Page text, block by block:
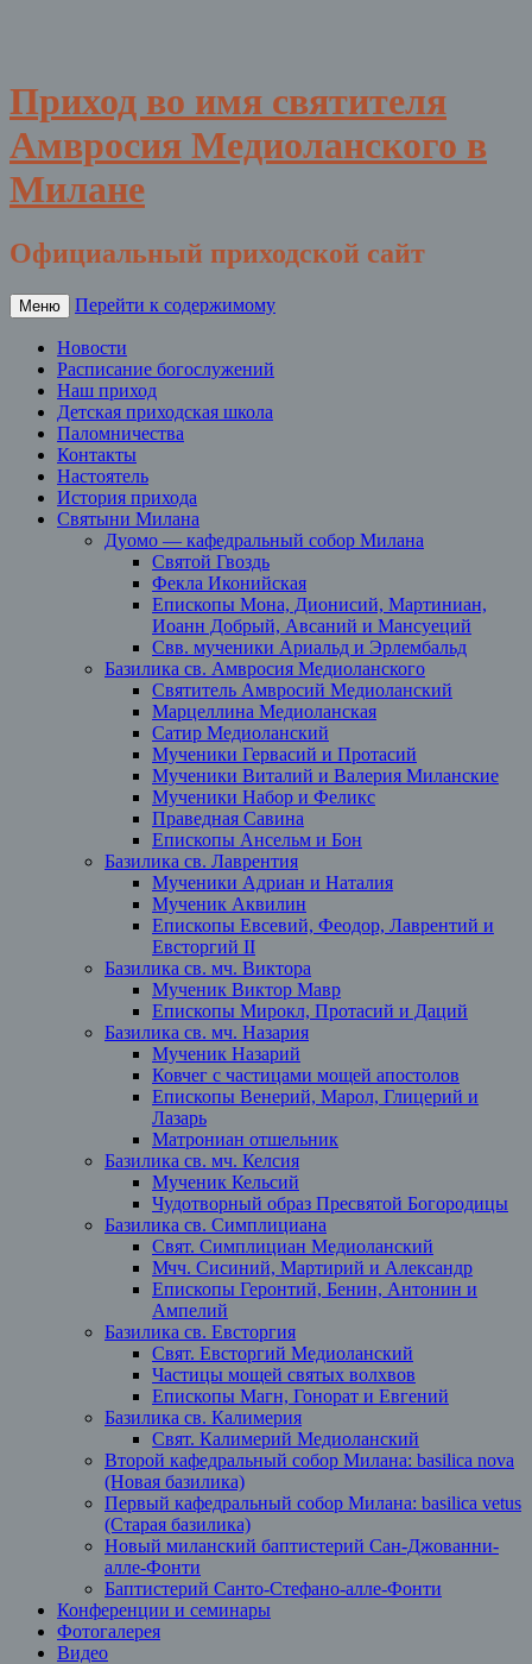
Приход во имя святителя
Амвросия Медиоланского в
Милане
Официальный приходской сайт
Меню Перейти к содержимому
Новости
Расписание богослужений
Наш приход
Детская приходская школа
Паломничества
Контакты
Настоятель
История прихода
Святыни Милана
Дуомо — кафедральный собор Милана
Святой Гвоздь
Фекла Иконийская
Епископы Мона, Дионисий, Мартиниан,
Иоанн Добрый, Авсаний и Мансуеций
Свв. мученики Ариальд и Эрлембальд
Базилика св. Амвросия Медиоланского
Святитель Амвросий Медиоланский
Марцеллина Медиоланская
Сатир Медиоланский
Мученики Гервасий и Протасий
Мученики Виталий и Валерия Миланские
Мученики Набор и Феликс
Праведная Савина
Епископы Ансельм и Бон
Базилика св. Лаврентия
Мученики Адриан и Наталия
Мученик Аквилин
Епископы Евсевий, Феодор, Лаврентий и
Евсторгий II
Базилика св. мч. Виктора
Мученик Виктор Мавр
Епископы Мирокл, Протасий и Даций
Базилика св. мч. Назария
Мученик Назарий
Ковчег с частицами мощей апостолов
Епископы Венерий, Марол, Глицерий и
Лазарь
Матрониан отшельник
Базилика св. мч. Келсия
Мученик Кельсий
Чудотворный образ Пресвятой Богородицы
Базилика св. Симплициана
Свят. Симплициан Медиоланский
Мчч. Сисиний, Мартирий и Александр
Епископы Геронтий, Бенин, Антонин и
Ампелий
Базилика св. Евсторгия
Свят. Евсторгий Медиоланский
Частицы мощей святых волхвов
Епископы Магн, Гонорат и Евгений
Базилика св. Калимерия
Свят. Калимерий Медиоланский
Второй кафедральный собор Милана: basilica nova
(Новая базилика)
Первый кафедральный собор Милана: basilica vetus
(Старая базилика)
Новый миланский баптистерий Сан-Джованни-
алле-Фонти
Баптистерий Санто-Стефано-алле-Фонти
Конференции и семинары
Фотогалерея
Видео